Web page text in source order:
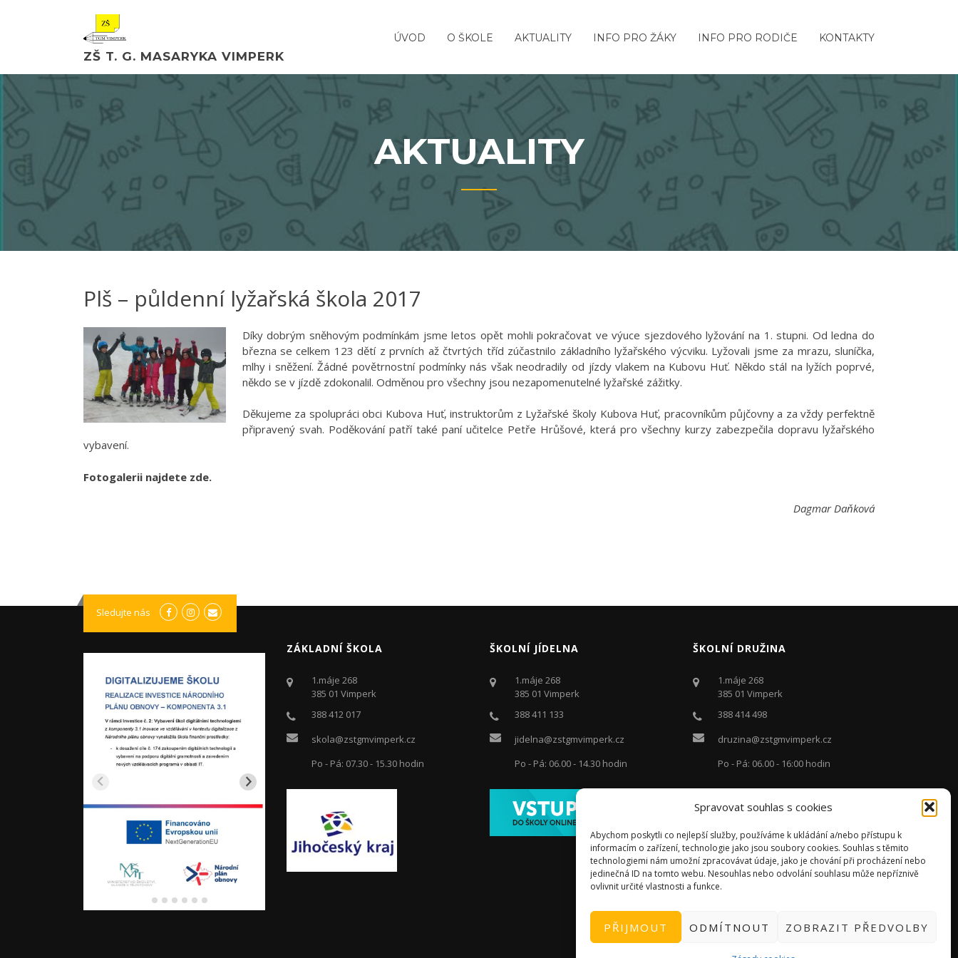
Spravovat souhlas s cookies
Abychom poskytli co nejlepší služby, používáme k ukládání a/nebo přístupu k
informacím o zařízení, technologie jako jsou soubory cookies. Souhlas s těmito
technologiemi nám umožní zpracovávat údaje, jako je chování při procházení nebo
jedinečná ID na tomto webu. Nesouhlas nebo odvolání souhlasu může nepříznivě
ovlivnit určité vlastnosti a funkce.
PŘIJMOUT ODMÍTNOUT ZOBRAZIT PŘEDVOLBY
ZŠ T. G. MASARYKA VIMPERK
ÚVOD O ŠKOLE AKTUALITY INFO PRO ŽÁKY INFO PRO RODIČE KONTAKTY
AKTUALITY
Plš – půldenní lyžařská škola 2017
Díky dobrým sněhovým podmínkám jsme letos opět mohli pokračovat ve výuce sjezdového lyžování na 1. stupni. Od ledna do
března se celkem 123 dětí z prvních až čtvrtých tříd zúčastnilo základního lyžařského výcviku. Lyžovali jsme za mrazu, sluníčka,
mlhy i sněžení. Žádné povětrnostní podmínky nás však neodradily od jízdy vlakem na Kubovu Huť. Někdo stál na lyžích poprvé,
někdo se v jízdě zdokonalil. Odměnou pro všechny jsou nezapomenutelné lyžařské zážitky.
Děkujeme za spolupráci obci Kubova Huť, instruktorům z Lyžařské školy Kubova Huť, pracovníkům půjčovny a za vždy perfektně
připravený svah. Poděkování patří také paní učitelce Petře Hrůšové, která pro všechny kurzy zabezpečila dopravu lyžařského
vybavení.
Fotogalerii najdete zde.
Dagmar Daňková
Sledujte nás
ZÁKLADNÍ ŠKOLA
1.máje 268
385 01 Vimperk
388 412 017
skola@zstgmvimperk.cz
Po - Pá: 07.30 - 15.30 hodin
ŠKOLNÍ JÍDELNA
1.máje 268
385 01 Vimperk
388 411 133
jidelna@zstgmvimperk.cz
Po - Pá: 06.00 - 14.30 hodin
ŠKOLNÍ DRUŽINA
1.máje 268
385 01 Vimperk
388 414 498
druzina@zstgmvimperk.cz
Po - Pá: 06.00 - 16:00 hodin